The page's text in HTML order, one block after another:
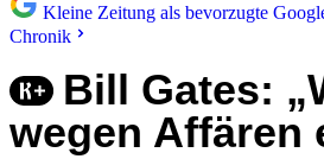
Kleine Zeitung als bevorzugte
Chronik
Bill Gates:
wegen Affären